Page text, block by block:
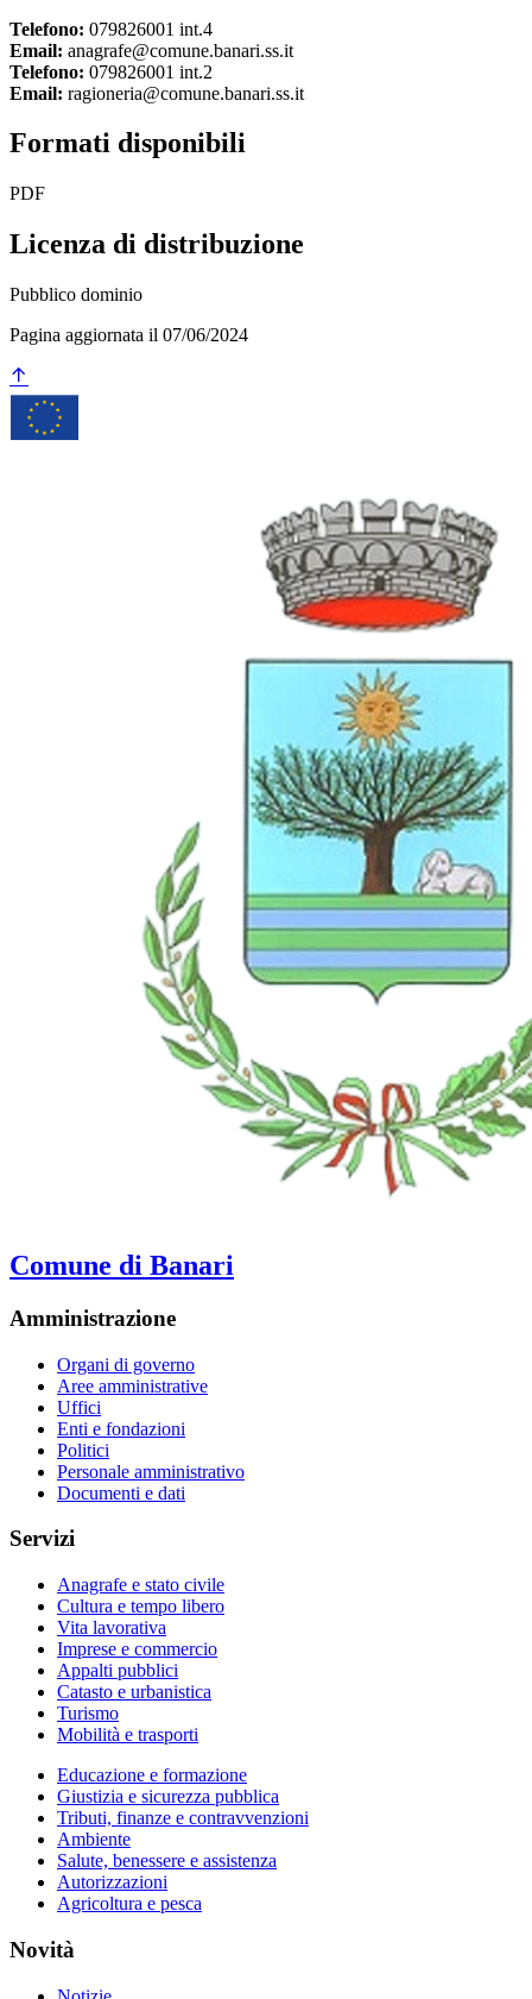
Telefono: 079826001 int.4
Email: anagrafe@comune.banari.ss.it
Telefono: 079826001 int.2
Email: ragioneria@comune.banari.ss.it
Formati disponibili
PDF
Licenza di distribuzione
Pubblico dominio
Pagina aggiornata il 07/06/2024
Comune di Banari
Amministrazione
Organi di governo
Aree amministrative
Uffici
Enti e fondazioni
Politici
Personale amministrativo
Documenti e dati
Servizi
Anagrafe e stato civile
Cultura e tempo libero
Vita lavorativa
Imprese e commercio
Appalti pubblici
Catasto e urbanistica
Turismo
Mobilità e trasporti
Educazione e formazione
Giustizia e sicurezza pubblica
Tributi, finanze e contravvenzioni
Ambiente
Salute, benessere e assistenza
Autorizzazioni
Agricoltura e pesca
Novità